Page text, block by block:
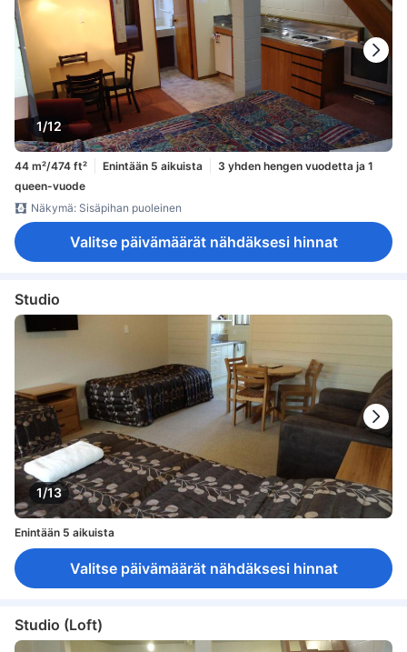
1/12
44 m²/474 ft² Enintään 5 aikuista
3 yhden hengen vuodetta ja 1
queen-vuode
Näkymä: Sisäpihan puoleinen
Valitse päivämäärät nähdäksesi hinnat
Studio
1/13
Enintään 5 aikuista
Valitse päivämäärät nähdäksesi hinnat
Studio (Loft)